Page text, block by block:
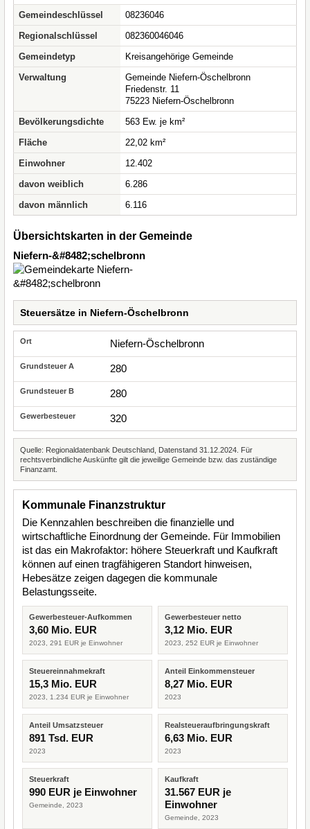
Gemeindeschlüssel
08236046
Regionalschlüssel
082360046046
Gemeindetyp
Kreisangehörige Gemeinde
Verwaltung
Gemeinde Niefern-Öschelbronn
Friedenstr. 11
75223 Niefern-Öschelbronn
Bevölkerungsdichte
563 Ew. je km²
Fläche
22,02 km²
Einwohner
12.402
davon weiblich
6.286
davon männlich
6.116
Übersichtskarten in der Gemeinde
Niefern-&#8482;schelbronn
Steuersätze in Niefern-Öschelbronn
Niefern-Öschelbronn
280
280
320
Quelle: Regionaldatenbank Deutschland, Datenstand 31.12.2024. Für
rechtsverbindliche Auskünfte gilt die jeweilige Gemeinde bzw. das zuständige
Finanzamt.
Kommunale Finanzstruktur
Die Kennzahlen beschreiben die finanzielle und
wirtschaftliche Einordnung der Gemeinde. Für Immobilien
ist das ein Makrofaktor: höhere Steuerkraft und Kaufkraft
können auf einen tragfähigeren Standort hinweisen,
Hebesätze zeigen dagegen die kommunale
Belastungsseite.
Gewerbesteuer-Aufkommen
3,60 Mio. EUR
2023, 291 EUR je Einwohner
Gewerbesteuer netto
3,12 Mio. EUR
2023, 252 EUR je Einwohner
Steuereinnahmekraft
15,3 Mio. EUR
2023, 1.234 EUR je Einwohner
Anteil Einkommensteuer
8,27 Mio. EUR
2023
Anteil Umsatzsteuer
891 Tsd. EUR
2023
Realsteueraufbringungskraft
6,63 Mio. EUR
2023
Steuerkraft
990 EUR je Einwohner
Gemeinde, 2023
Kaufkraft
31.567 EUR je
Einwohner
Gemeinde, 2023